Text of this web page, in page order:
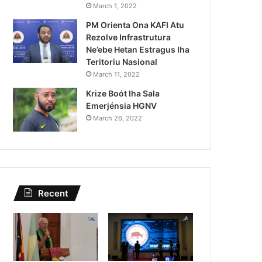
Siberseguransa Ajuda
Kaptura Autór Kriminozu ho
Estranjeiru
March 1, 2022
PM Orienta Ona KAFI Atu
Rezolve Infrastrutura
Ne’ebe Hetan Estragus Iha
Teritoriu Nasional
March 11, 2022
Krize Boót Iha Sala
Emerjénsia HGNV
March 26, 2022
Recent